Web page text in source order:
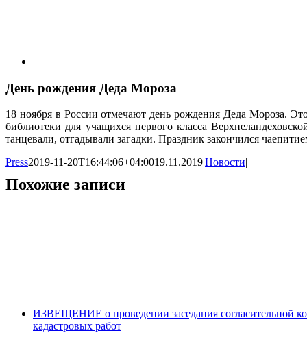
День рождения Деда Мороза
18 ноября в России отмечают день рождения Деда Мороза.
библиотеки для учащихся первого класса
танцевали, отгадывали загадки. Праздник закончился
Press2019-11-20T16:44:06+04:0019.11.2019|Новости|
Похожие записи
ИЗВЕЩЕНИЕ о проведении заседания согласительной
кадастровых работ